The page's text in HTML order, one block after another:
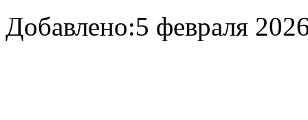
Добавлено:5 февраля